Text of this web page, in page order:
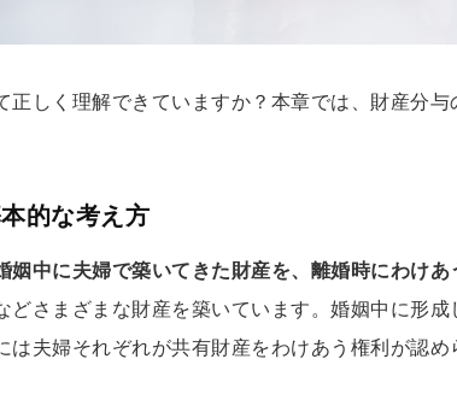
正しく理解できていますか？本章では、財産分
的な考え方
姻中に夫婦で築いてきた財産を、離婚時にわけあ
どさまざまな財産を築いています。婚姻中に形
は夫婦それぞれが共有財産をわけあう権利が認め